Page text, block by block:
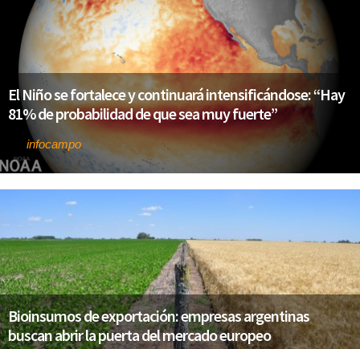
El Niño se fortalece y continuará intensificándose: “Hay
81% de probabilidad de que sea muy fuerte”
infocampo
Bioinsumos de exportación: empresas argentinas
buscan abrir la puerta del mercado europeo